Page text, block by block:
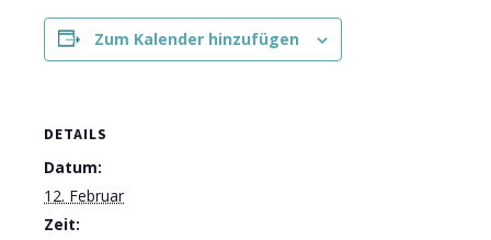
Zum Kalender hinzufügen
DETAILS
Datum:
12. Februar
Zeit: